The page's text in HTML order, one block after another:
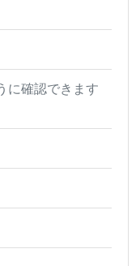
に確認できます